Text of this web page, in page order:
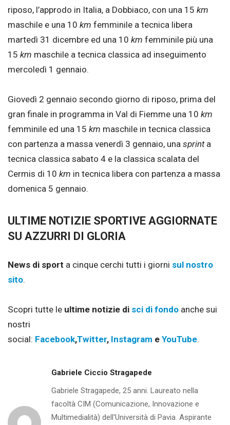
riposo, l’approdo in Italia, a Dobbiaco, con una 15 km
maschile e una 10 km femminile a tecnica libera
martedì 31 dicembre ed una 10 km femminile più una
15 km maschile a tecnica classica ad inseguimento
mercoledì 1 gennaio.
Giovedì 2 gennaio secondo giorno di riposo, prima del
gran finale in programma in Val di Fiemme una 10 km
femminile ed una 15 km maschile in tecnica classica
con partenza a massa venerdì 3 gennaio, una sprint a
tecnica classica sabato 4 e la classica scalata del
Cermis di 10 km in tecnica libera con partenza a massa
domenica 5 gennaio.
ULTIME NOTIZIE SPORTIVE AGGIORNATE
SU AZZURRI DI GLORIA
News di sport a cinque cerchi tutti i giorni sul nostro
sito.
Scopri tutte le ultime notizie di sci di fondo anche sui
nostri
social: Facebook,Twitter, Instagram e YouTube.
Gabriele Ciccio Stragapede
Gabriele Stragapede, 25 anni. Laureato nella
facoltà CIM (Comunicazione, Innovazione e
Multimedialità) dell'Università di Pavia. Aspirante